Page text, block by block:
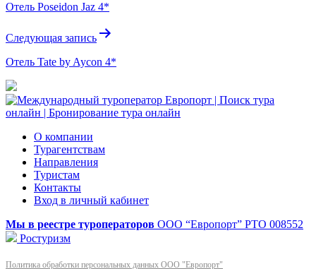
записям
Отель Poseidon Jaz 4*
Следующая запись
Отель Tate by Aycon 4*
О компании
Турагентствам
Направления
Туристам
Контакты
Вход в личный кабинет
Мы в реестре туроператоров ООО “Европорт” РТО 008552
Ростуризм
Политика обработки персональных данных ООО "Европорт"